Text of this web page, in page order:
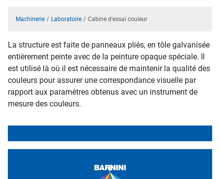
Machinerie Laboratoire Cabine d'essai couleur
La structure est faite de panneaux pliés, en tôle galvanisée
entièrement peinte avec de la peinture opaque spéciale. Il
est utilisé là où il est nécessaire de maintenir la qualité des
couleurs pour assurer une correspondance visuelle par
rapport aux paramètres obtenus avec un instrument de
mesure des couleurs.